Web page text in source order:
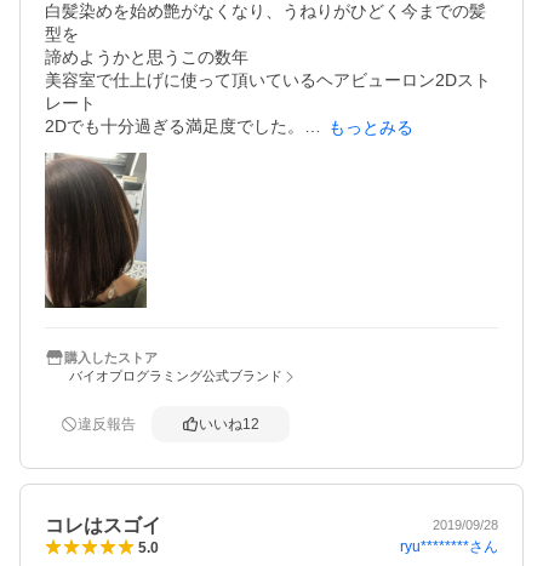
白髪染めを始め艶がなくなり、うねりがひどく今までの髪
型を
諦めようかと思うこの数年
美容室で仕上げに使って頂いているヘアビューロン2Dスト
レート
2Dでも十分過ぎる満足度でした。
ヘアビューロン 4D Plusなら更にいいんだろ～なぁと･･･
高額なため購入をためらい、ヤフオクとみらめっこな日々
でした。
臨時収入があり思い切ってヘアビューロン 4D Plus購
入！！
早く買えば良かったと毎日使う度に、ちらり鏡を見るたび
に
ニヤっとしています😊
これから先の自分への投資と思い是非ご購入を♡
もっとみる
購入したストア
バイオプログラミング公式ブランド
違反報告 いいね12
コレはスゴイ 2019/09/28
5.0 ryu********さん